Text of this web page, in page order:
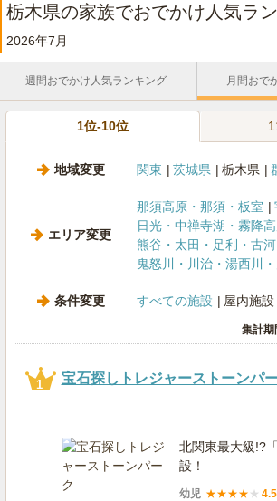
栃木県の家族でおでかけ人気ラ
2026年7月
週間おでかけ人気ランキング 月間おで
1位-10位
地域変更 関東 茨城県 栃木県
エリア変更
那須高原・那須・板室
日光・中禅寺湖・霧降
熊谷・太田・足利・古河
鬼怒川・川治・湯西川
条件変更 すべての施設 屋内施設
集計期
1 宝石探しトレジャーストーンパ
北関東最大級!?
設！
幼児 ★★★★ ★ 4.5